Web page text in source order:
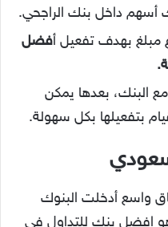
أسهم داخل بنك الراجحي.
مبلغ بهدف تفعيل أفضل
مع البنك، بعدها يمكن
بتفعيلها بكل سهولة.
واسع أدخلت البنوك
افضل بنك للتداول في